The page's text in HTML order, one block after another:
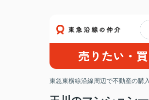
売りたい・
東急東横線沿線周辺で不動産の購